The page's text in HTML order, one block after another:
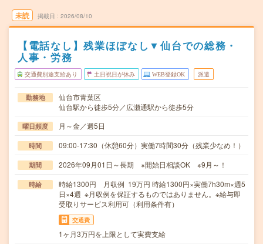
未読 掲載日 2026/08/10
【電話なし】残業ほぼなし▼仙台での総務・
人事・労務
交通費別途支給あり 土日祝日が休み WEB登録OK 派遣
勤務地
仙台市青葉区
仙台駅から徒歩5分／広瀬通駅から徒歩5分
曜日頻度 月～金／週5日
時間 09:00-17:30（休憩60分）実働7時間30分（残業少なめ！）
期間 2026年09月01日～長期 ※開始日相談OK ※9月～！
時給
時給1300円 月収例 19万円 時給1300円×実働7h30m×週5
日×4週 ※月収例を保証するものではありません。※給与即
受取りサービス利用可（利用条件有）
交通費
1ヶ月3万円を上限として実費支給